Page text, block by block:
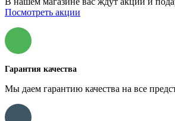
Посмотреть акции
Гарантия качества
Мы даем гарантию качества на все